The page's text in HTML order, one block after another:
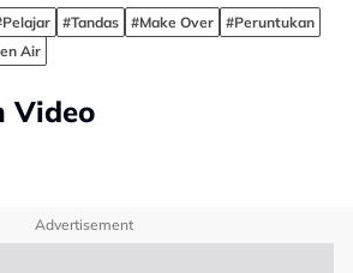
#Tandas #Make Over
#Peruntukan
Air
Video
Advertisement